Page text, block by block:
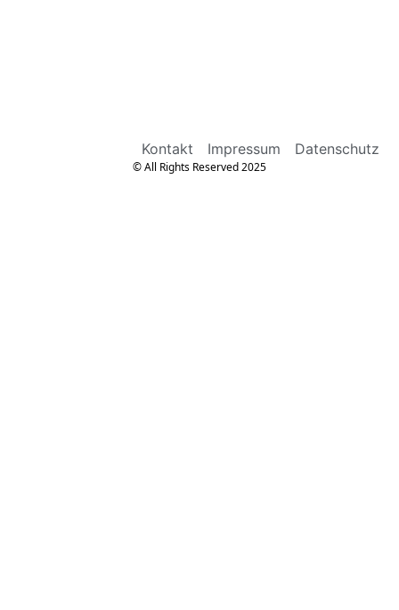
Kontakt Impressum Datenschutz
© All Rights Reserved 2025